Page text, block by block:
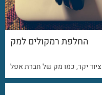
החלפת רמקולים למק